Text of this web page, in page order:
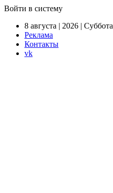
Войти в систему
8 августа | 2026 | Суббота
Реклама
Контакты
vk